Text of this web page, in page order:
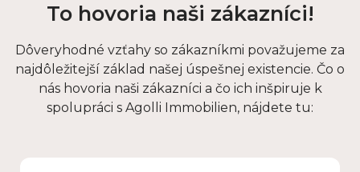
To hovoria naši zákazníci!
Dôveryhodné vzťahy so zákazníkmi považujeme za
najdôležitejší základ našej úspešnej existencie. Čo o
nás hovoria naši zákazníci a čo ich inšpiruje k
spolupráci s Agolli Immobilien, nájdete tu: